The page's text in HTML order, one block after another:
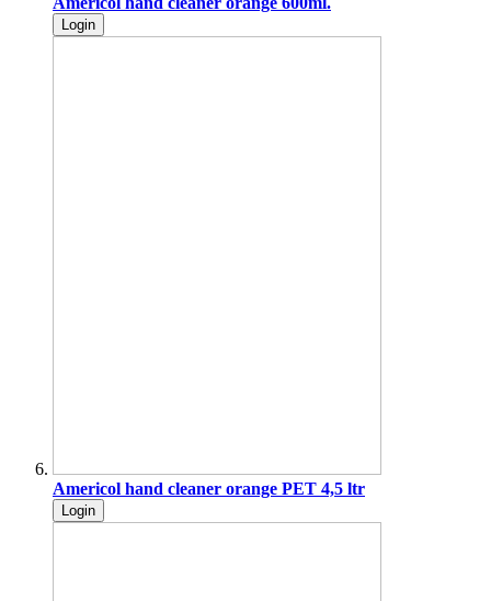
Login
Americol hand cleaner orange PET 4,5 ltr
Login